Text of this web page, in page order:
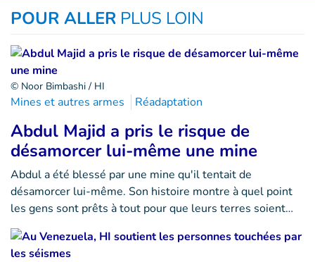
POUR ALLER PLUS LOIN
© Noor Bimbashi / HI
Mines et autres armes Réadaptation
Abdul Majid a pris le risque de
désamorcer lui-même une mine
Abdul a été blessé par une mine qu'il tentait de
désamorcer lui-même. Son histoire montre à quel point
les gens sont prêts à tout pour que leurs terres soient…